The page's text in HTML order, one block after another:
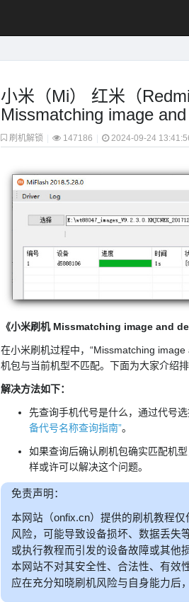
小米（Mi） 红米（
Missmatching image
刷机解锁 147186 2024-09-24
《小米刷机 Missmatching image and
在小米刷机过程中，“Missmatching
机包与当前机型不匹配。下面为大家介绍排
解决方法如下：
先查询手机代号是什么，通过代号
备代号名称查询指南”。
如果查询后确认刷机包确实匹配机
样或许可以解决这个问题。
免责声明：
本网站（onfix.cn）提供的刷机教程
风险，可能导致设备损坏、数据丢失
或执行教程而引发的设备故障或其他
本网站不对其安全性、合法性、有效
应在充分知晓刷机风险与自身能力后